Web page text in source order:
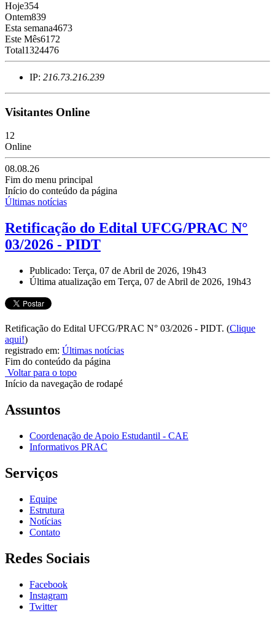
Hoje354
Ontem839
Esta semana4673
Este Mês6172
Total1324476
IP: 216.73.216.239
Visitantes Online
12
Online
08.08.26
Fim do menu principal
Início do conteúdo da página
Últimas notícias
Retificação do Edital UFCG/PRAC N°
03/2026 - PIDT
Publicado: Terça, 07 de Abril de 2026, 19h43
Última atualização em Terça, 07 de Abril de 2026, 19h43
Retificação do Edital UFCG/PRAC N° 03/2026 - PIDT. (Clique
aqui!)
registrado em: Últimas notícias
Fim do conteúdo da página
Voltar para o topo
Início da navegação de rodapé
Assuntos
Coordenação de Apoio Estudantil - CAE
Informativos PRAC
Serviços
Equipe
Estrutura
Notícias
Contato
Redes Sociais
Facebook
Instagram
Twitter